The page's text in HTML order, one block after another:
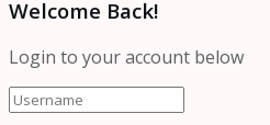
Welcome Back!
Login to your account below